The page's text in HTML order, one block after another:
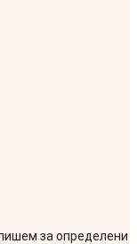
за определени